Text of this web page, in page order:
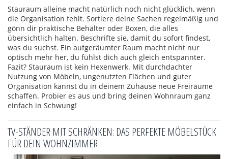
Stauraum alleine macht natürlich noch nicht glücklich, wenn
die Organisation fehlt. Sortiere deine Sachen regelmäßig und
gönn dir praktische Behälter oder Boxen, die alles
übersichtlich halten. Beschrifte sie, damit du sofort findest,
was du suchst. Ein aufgeräumter Raum macht nicht nur
optisch mehr her, du fühlst dich auch gleich entspannter.
Fazit? Stauraum ist kein Hexenwerk. Mit durchdachter
Nutzung von Möbeln, ungenutzten Flächen und guter
Organisation kannst du in deinem Zuhause neue Freiräume
schaffen. Probier es aus und bring deinen Wohnraum ganz
einfach in Schwung!
TV-STÄNDER MIT SCHRÄNKEN: DAS PERFEKTE MÖBELSTÜCK
FÜR DEIN WOHNZIMMER